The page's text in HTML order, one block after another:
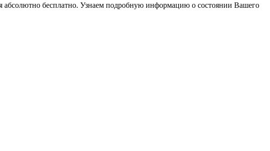
абсолютно бесплатно. Узнаем подробную информацию о состоянии Вашего